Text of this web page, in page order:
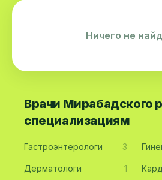
Ничего не
Врачи Мирабадского
специализациям
Гастроэнтерологи 3
Дерматологи 1